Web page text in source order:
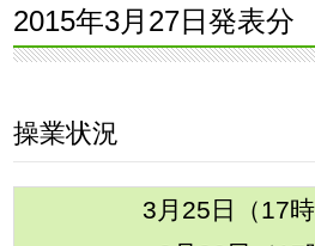
2015年3月27日発表分
操業状況
3月25日（17時